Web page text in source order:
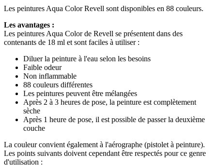
Les peintures Aqua Color Revell sont disponibles en 88 couleurs.
Les avantages :
Les peintures Aqua Color de Revell se présentent dans des
contenants de 18 ml et sont faciles à utiliser :
Diluer la peinture à l'eau selon les besoins
Faible odeur
Non inflammable
88 couleurs différentes
Les peintures peuvent être mélangées
Après 2 à 3 heures de pose, la peinture est complètement
sèche
Après 1 heure de pose, il est possible de passer la deuxième
couche
La couleur convient également à l'aérographe (pistolet à peinture).
Les points suivants doivent cependant être respectés pour ce genre
d'utilisation :